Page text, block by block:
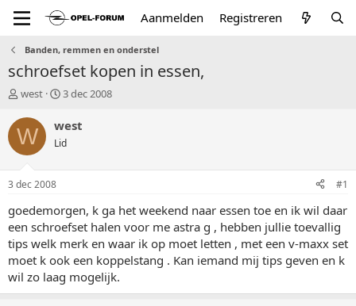
Aanmelden Registreren
Banden, remmen en onderstel
schroefset kopen in essen,
T
p
i
t
a
r
e
r
west
S
a
r
t
u
m
3 dec 2008
W west
Lid
3 dec 2008 #1
goedemorgen, k ga het weekend naar essen toe en ik wil daar
een schroefset halen voor me astra g , hebben jullie toevallig
tips welk merk en waar ik op moet letten , met een v-maxx set
moet k ook een koppelstang . Kan iemand mij tips geven en k
wil zo laag mogelijk.